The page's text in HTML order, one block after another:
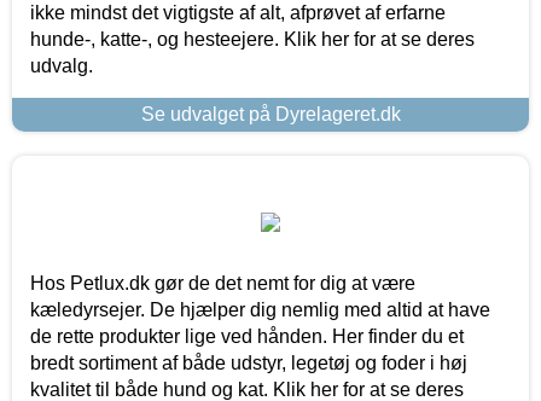
ikke mindst det vigtigste af alt, afprøvet af erfarne
hunde-, katte-, og hesteejere. Klik her for at se deres
udvalg.
Se udvalget på Dyrelageret.dk
Hos Petlux.dk gør de det nemt for dig at være
kæledyrsejer. De hjælper dig nemlig med altid at have
de rette produkter lige ved hånden. Her finder du et
bredt sortiment af både udstyr, legetøj og foder i høj
kvalitet til både hund og kat. Klik her for at se deres